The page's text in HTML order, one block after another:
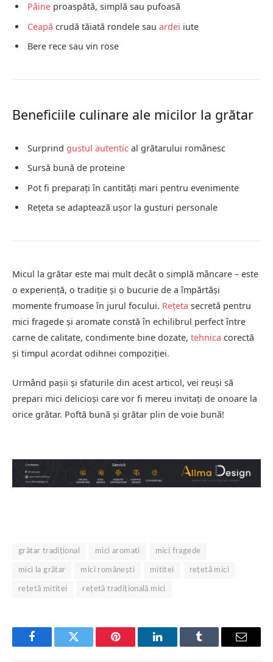
Pâine proaspătă, simplă sau pufoasă
Ceapă crudă tăiată rondele sau ardei iute
Bere rece sau vin rose
Beneficiile culinare ale micilor la grătar
Surprind gustul autentic al grătarului românesc
Sursă bună de proteine
Pot fi preparați în cantități mari pentru evenimente
Rețeta se adaptează ușor la gusturi personale
Micul la grătar este mai mult decât o simplă mâncare – este
o experiență, o tradiție și o bucurie de a împărtăși
momente frumoase în jurul focului. Rețeta secretă pentru
mici fragede și aromate constă în echilibrul perfect între
carne de calitate, condimente bine dozate, tehnica corectă
și timpul acordat odihnei compoziției.
Urmând pașii și sfaturile din acest articol, vei reuși să
prepari mici delicioși care vor fi mereu invitați de onoare la
orice grătar. Poftă bună și grătar plin de voie bună!
grătar tradițional mici aromati mici fragede
mici la grătar mici românești mititei rețetă mici
rețetă mititei rețetă tradițională mici
FacebookTwitter Pinterest LinkedInTumblr Email